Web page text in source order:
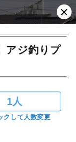
アジ釣りプ
1人
クして人数変更